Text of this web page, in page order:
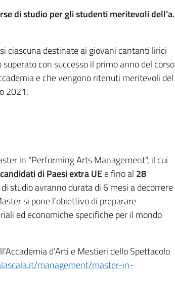
di studio per gli studenti meritevoli dell’a.
ciascuna destinate ai giovani cantanti lirici
con successo il primo anno del corso
e che vengono ritenuti meritevoli del
2021.
in “Performing Arts Management”, il cui
di Paesi extra UEe fino al 28
studio avranno durata di 6 mesi a decorrere
si pone l’obiettivo di preparare
ed economiche specifiche per il mondo
d’Arti e Mestieri dello Spettacolo
management/master-in-